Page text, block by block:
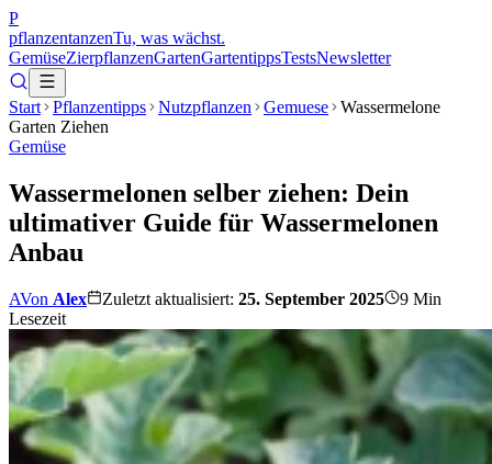
P
pflanzentanzenTu, was wächst.
GemüseZierpflanzenGartenGartentippsTestsNewsletter
Start Pflanzentipps Nutzpflanzen Gemuese
Wassermelone
Garten Ziehen
Gemüse
Wassermelonen selber ziehen: Dein
ultimativer Guide für Wassermelonen
Anbau
AVon Alex Zuletzt aktualisiert: 25. September 2025 9 Min
Lesezeit